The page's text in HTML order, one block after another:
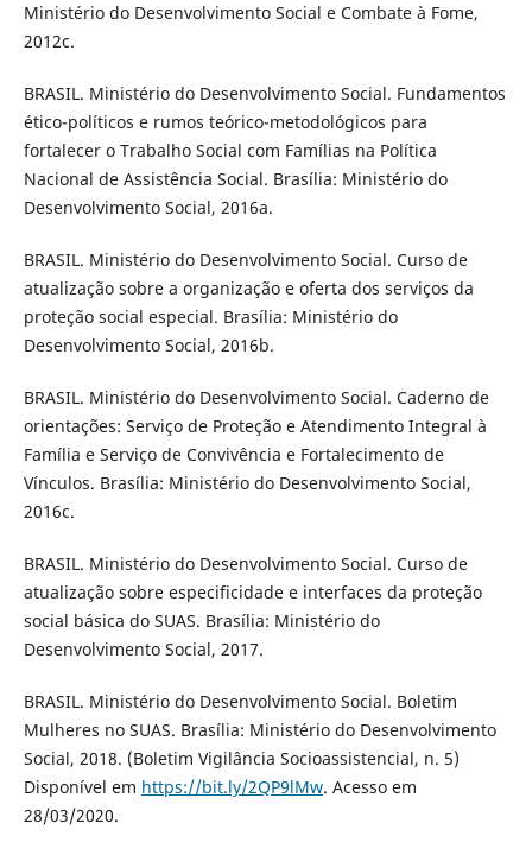
Ministério do Desenvolvimento Social e Combate à Fome,
2012c.
BRASIL. Ministério do Desenvolvimento Social. Fundamentos
ético-políticos e rumos teórico-metodológicos para
fortalecer o Trabalho Social com Famílias na Política
Nacional de Assistência Social. Brasília: Ministério do
Desenvolvimento Social, 2016a.
BRASIL. Ministério do Desenvolvimento Social. Curso de
atualização sobre a organização e oferta dos serviços da
proteção social especial. Brasília: Ministério do
Desenvolvimento Social, 2016b.
BRASIL. Ministério do Desenvolvimento Social. Caderno de
orientações: Serviço de Proteção e Atendimento Integral à
Família e Serviço de Convivência e Fortalecimento de
Vínculos. Brasília: Ministério do Desenvolvimento Social,
2016c.
BRASIL. Ministério do Desenvolvimento Social. Curso de
atualização sobre especificidade e interfaces da proteção
social básica do SUAS. Brasília: Ministério do
Desenvolvimento Social, 2017.
BRASIL. Ministério do Desenvolvimento Social. Boletim
Mulheres no SUAS. Brasília: Ministério do Desenvolvimento
Social, 2018. (Boletim Vigilância Socioassistencial, n. 5)
Disponível em https://bit.ly/2QP9lMw. Acesso em
28/03/2020.